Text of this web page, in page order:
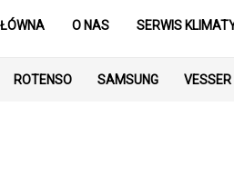
O NAS SERWIS
ROTENSO SAMSUNG VESSER